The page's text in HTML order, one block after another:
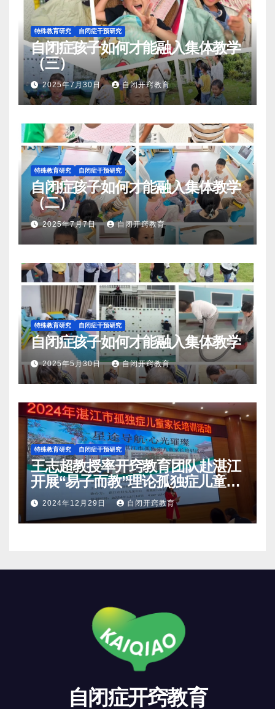
特殊教育研究 自闭症干预研究
自闭症孩子如何才能融入集体教学
（三）
2025年7月30日 自闭开窍教育
特殊教育研究 自闭症干预研究
自闭症孩子如何才能融入集体教学
（二）
2025年7月7日 自闭开窍教育
特殊教育研究 自闭症干预研究
自闭症孩子如何才能融入集体教学
2025年5月30日 自闭开窍教育
特殊教育研究 自闭症干预研究
王志超教授率开窍教育团队赴湛江
开展“易子而教”理论孤独症儿童家
长培训活动
2024年12月29日 自闭开窍教育
自闭症开窍教育